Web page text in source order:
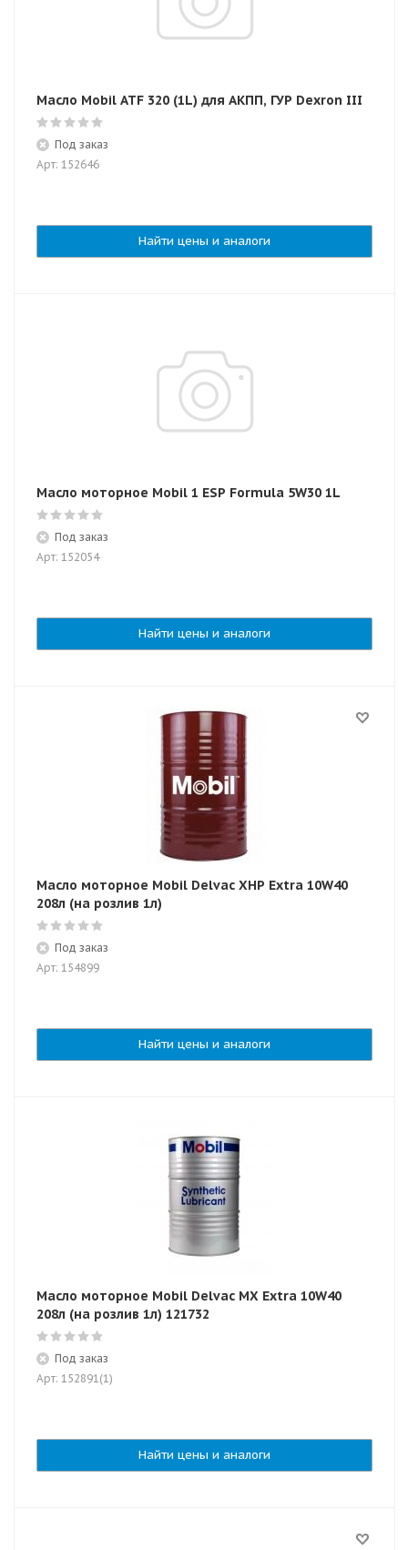
Масло Mobil ATF 320 (1L) для АКПП, ГУР Dexron III
Под заказ
Арт: 152646
Найти цены и аналоги
Масло моторное Mobil 1 ESP Formula 5W30 1L
Под заказ
Арт: 152054
Найти цены и аналоги
Масло моторное Mobil Delvac XHP Extra 10W40
208л (на розлив 1л)
Под заказ
Арт: 154899
Найти цены и аналоги
Масло моторное Mobil Delvac MX Extra 10W40
208л (на розлив 1л) 121732
Под заказ
Арт: 152891(1)
Найти цены и аналоги